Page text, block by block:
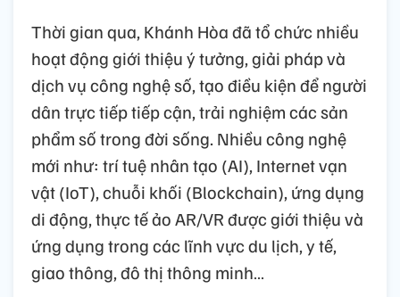
Thời gian qua, Khánh Hòa đã tổ chức nhiều
hoạt động giới thiệu ý tưởng, giải pháp và
dịch vụ công nghệ số, tạo điều kiện để người
dân trực tiếp tiếp cận, trải nghiệm các sản
phẩm số trong đời sống. Nhiều công nghệ
mới như: trí tuệ nhân tạo (AI), Internet vạn
vật (IoT), chuỗi khối (Blockchain), ứng dụng
di động, thực tế ảo AR/VR được giới thiệu và
ứng dụng trong các lĩnh vực du lịch, y tế,
giao thông, đô thị thông minh…